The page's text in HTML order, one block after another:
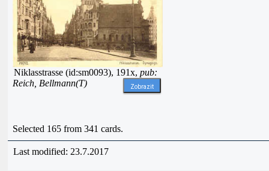
Niklasstrasse (id:sm0093), 191x, pub:
Reich, Bellmann(T)
Zobrazit
Selected 165 from 341 cards.
Last modified: 23.7.2017